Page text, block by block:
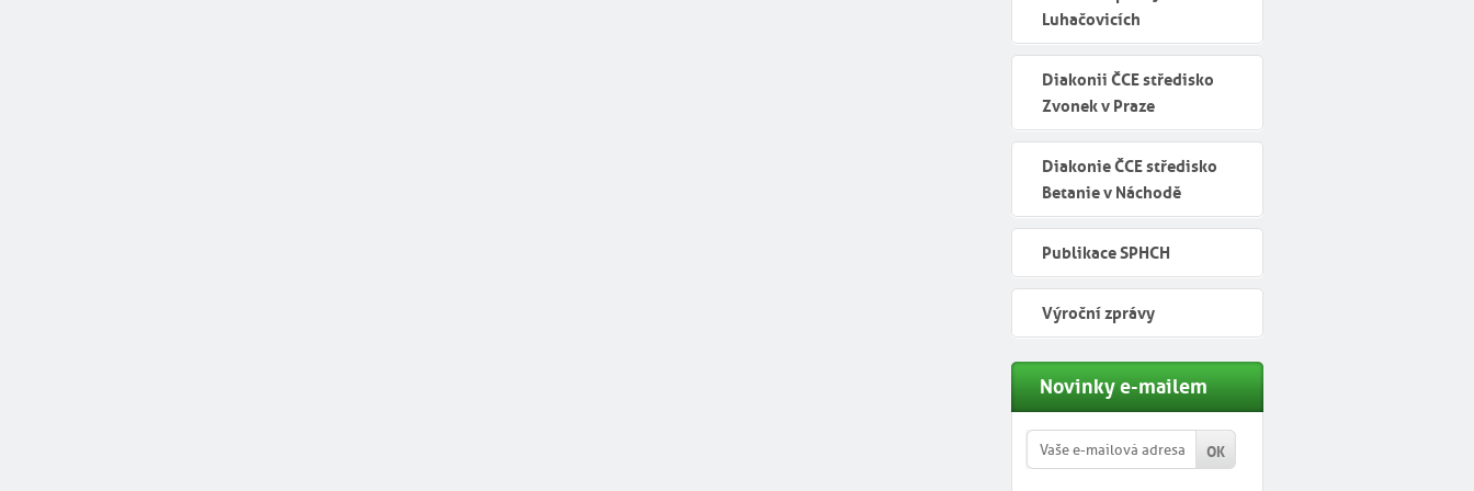
Luhačovicích
Diakonii ČCE středisko
Zvonek v Praze
Diakonie ČCE středisko
Betanie v Náchodě
Publikace SPHCH
Výroční zprávy
Novinky e-mailem